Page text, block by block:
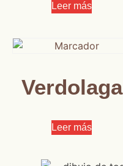
Leer más
Verdolaga
Leer más